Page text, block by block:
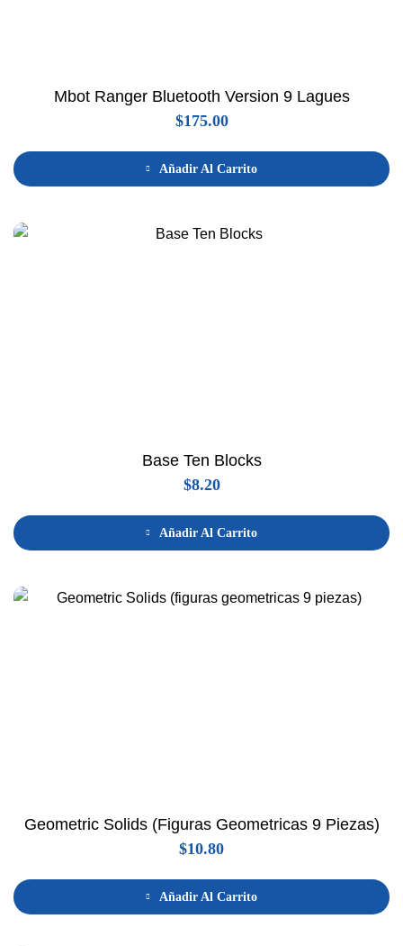
Mbot Ranger Bluetooth Version 9 Lagues
$175.00
Añadir Al Carrito
Base Ten Blocks
$8.20
Añadir Al Carrito
Geometric Solids (figuras Geometricas 9 Piezas)
$10.80
Añadir Al Carrito